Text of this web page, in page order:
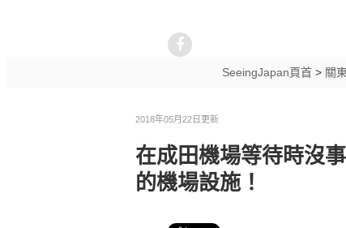
SeeingJapan頁首> 關
2018年05月22日更新
在成田機場等待時沒
的機場設施！